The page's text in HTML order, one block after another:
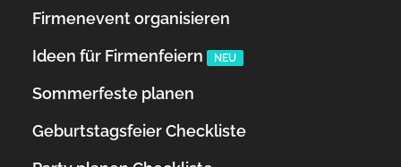
Firmenevent organisieren
Ideen für Firmenfeiern
NEU
Sommerfeste planen
Geburtstagsfeier Checkliste